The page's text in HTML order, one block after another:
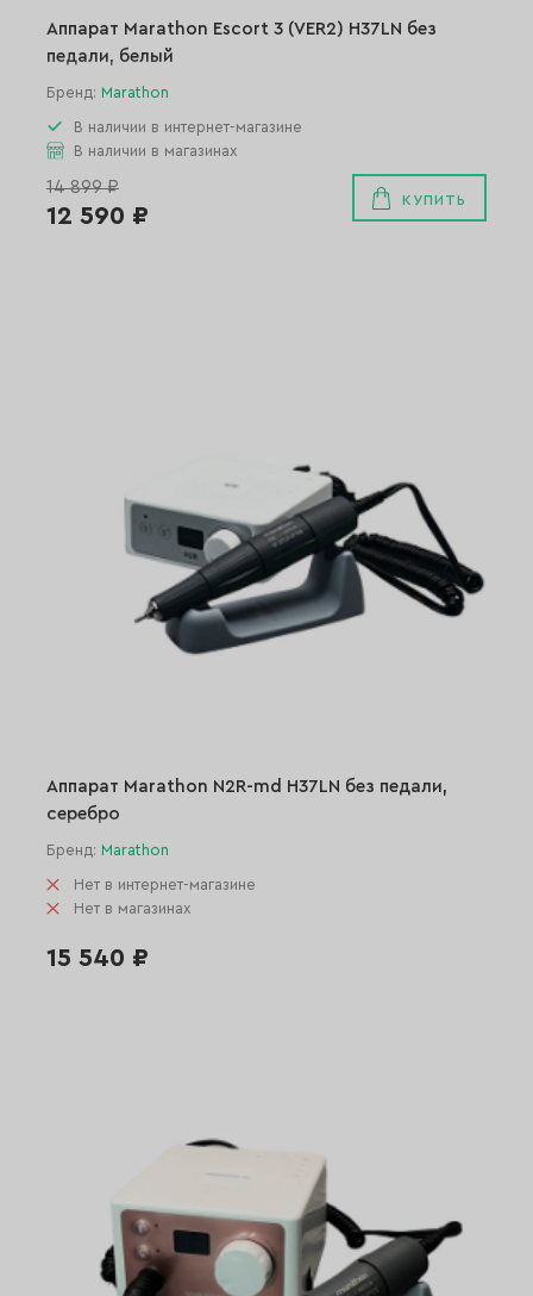
Аппарат Marathon Escort 3 (VER2) H37LN без
педали, белый
Бренд: Marathon
В наличии в интернет-магазине
В наличии в магазинах
14 899 ₽
12 590 ₽
КУПИТЬ
Аппарат Marathon N2R-md H37LN без педали,
серебро
Бренд: Marathon
Нет в интернет-магазине
Нет в магазинах
15 540 ₽